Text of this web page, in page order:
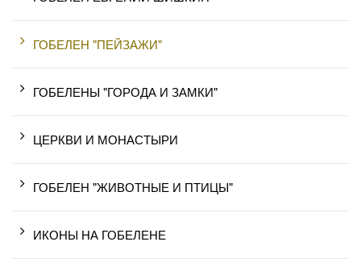
ГОБЕЛЕН "ПЕЙЗАЖИ"
ГОБЕЛЕНЫ "ГОРОДА И ЗАМКИ"
ЦЕРКВИ И МОНАСТЫРИ
ГОБЕЛЕН "ЖИВОТНЫЕ И ПТИЦЫ"
ИКОНЫ НА ГОБЕЛЕНЕ